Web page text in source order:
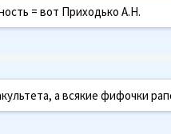
= вот Приходько А.Н.
а всякие фифочки